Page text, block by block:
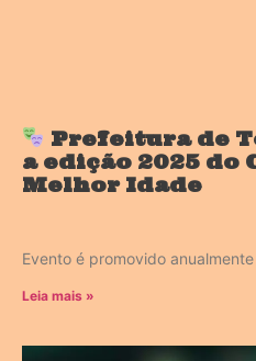
Prefeitura de
a edição 2025 do
Melhor Idade
Evento é promovido anualmente
Leia mais »